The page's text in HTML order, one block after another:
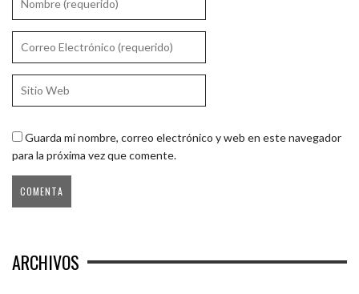
Guarda mi nombre, correo electrónico y web en este navegador
para la próxima vez que comente.
ARCHIVOS